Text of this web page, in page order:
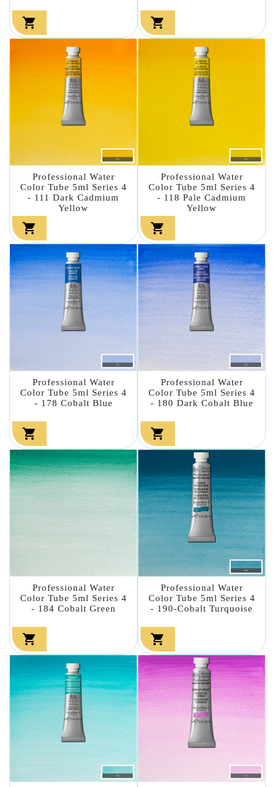
 
Professional Water
Color Tube 5ml Series 4
- 111 Dark Cadmium
Yellow

Professional Water
Color Tube 5ml Series 4
- 118 Pale Cadmium
Yellow

Professional Water
Color Tube 5ml Series 4
- 178 Cobalt Blue

Professional Water
Color Tube 5ml Series 4
- 180 Dark Cobalt Blue

Professional Water
Color Tube 5ml Series 4
- 184 Cobalt Green

Professional Water
Color Tube 5ml Series 4
- 190-Cobalt Turquoise
